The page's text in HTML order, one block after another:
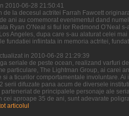
2010-06-28 21:50:41
de la decesul actritei Farrah Fawcett
ani au comemorat evenimentul dand
Ryan O’Neal si fiul lor Redmond O’Neal
Angeles, dupa care s-au alaturat celei
fundatiei infiintata in memoria actritei,
in 2010-06-28 21:29:39
seriale de peste ocean, realizand varfuri
particulare, The Lightman Group, ai carei
a ticurilor comportamentale involuntare. Ai
difuzate pana acum de diversele
de principalele personaje ale
aproape 35 de ani, sunt adevarate
articolul